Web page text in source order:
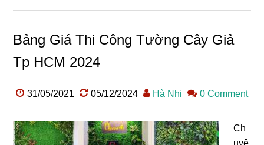
Bảng Giá Thi Công Tường Cây Giả
Tp HCM 2024
31/05/2021 05/12/2024 Hà Nhi 0 Comment
Ch
uyê